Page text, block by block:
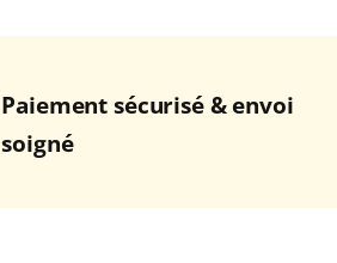
Paiement sécurisé & envoi
soigné